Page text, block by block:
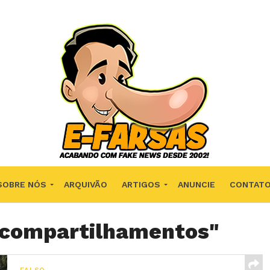
NÓS ARQUIVÃO ARTIGOS ANUNCIE CONTATO